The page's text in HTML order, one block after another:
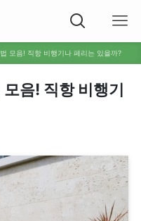
모음! 직항 비행기나 페리는 있을까?
음! 직항 비행기